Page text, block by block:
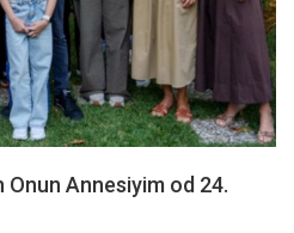
Annesiyim od 24.